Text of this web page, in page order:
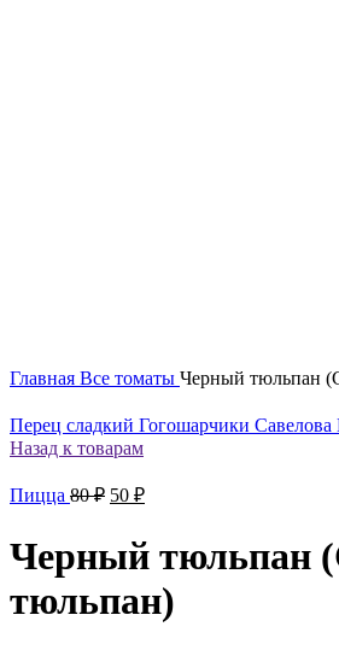
Главная Все томаты Черный тюльпан
Перец сладкий Гогошарчики
Назад к товарам
Пицца 80₽ Первоначальная
80 ₽.
50 ₽Текущая
50 ₽.
Черный тюльпан
тюльпан)